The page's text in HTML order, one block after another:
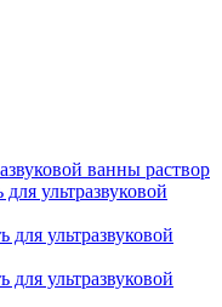
ванны раствор
ультразвуковой
ультразвуковой
ультразвуковой